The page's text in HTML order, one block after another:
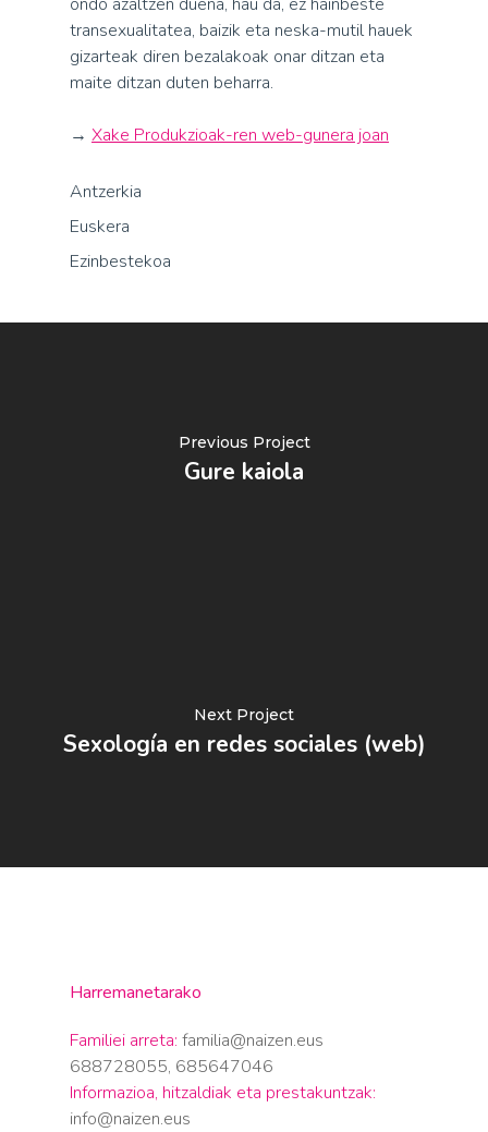
transexualitatea, baizik eta neska-mutil hauek
gizarteak diren bezalakoak onar ditzan eta
maite ditzan duten beharra.
→ Xake Produkzioak-ren web-gunera joan
Antzerkia
Euskera
Ezinbestekoa
Previous Project
Gure kaiola
Next Project
Sexología en redes sociales (web)
Harremanetarako
Familiei arreta: familia@naizen.eus
688728055, 685647046
Informazioa, hitzaldiak eta prestakuntzak:
info@naizen.eus